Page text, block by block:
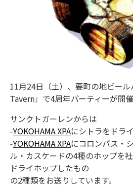
11月24日（土）、要町の地ビー
Tavern」で4周年パーティーが開催
サンクトガーレンからは
-YOKOHAMA XPAにシトラをドラ
-YOKOHAMA XPAにコロンバス・
ル・カスケードの4種のホップを
ドライホップしたもの
の2種類をお送りしています。